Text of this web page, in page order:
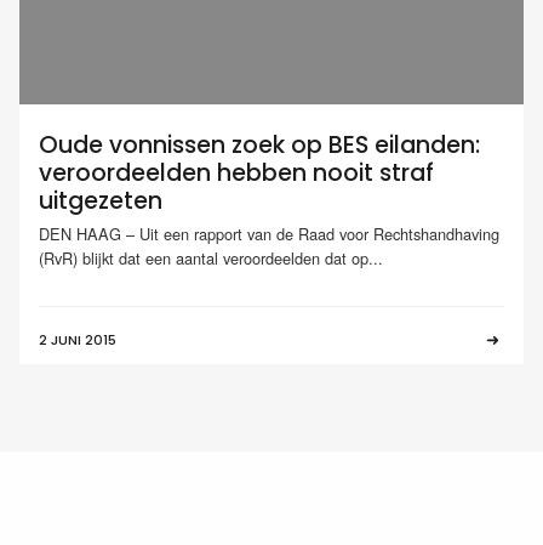
Oude vonnissen zoek op BES eilanden:
veroordeelden hebben nooit straf
uitgezeten
DEN HAAG – Uit een rapport van de Raad voor Rechtshandhaving
(RvR) blijkt dat een aantal veroordeelden dat op...
2 JUNI 2015